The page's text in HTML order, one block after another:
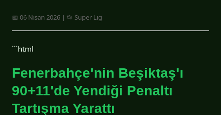
📅 06 Nisan 2026 | 📂 Super Lig
```html
Fenerbahçe'nin Beşiktaş'ı
90+11'de Yendiği Penaltı
Tartışma Yarattı